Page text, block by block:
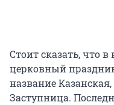
Стоит сказать, что
церковный
название
Заступница.